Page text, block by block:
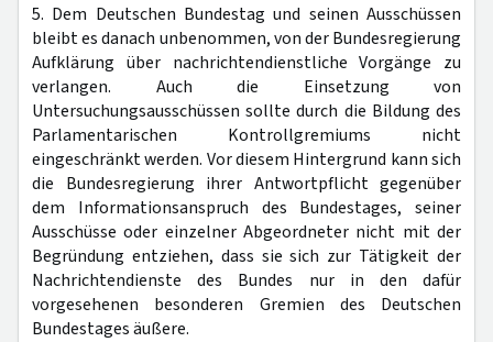
5. Dem Deutschen Bundestag und seinen Ausschüssen
bleibt es danach unbenommen, von der Bundesregierung
Aufklärung über nachrichtendienstliche Vorgänge zu
verlangen. Auch die Einsetzung von
Untersuchungsausschüssen sollte durch die Bildung des
Parlamentarischen Kontrollgremiums nicht
eingeschränkt werden. Vor diesem Hintergrund kann sich
die Bundesregierung ihrer Antwortpflicht gegenüber
dem Informationsanspruch des Bundestages, seiner
Ausschüsse oder einzelner Abgeordneter nicht mit der
Begründung entziehen, dass sie sich zur Tätigkeit der
Nachrichtendienste des Bundes nur in den dafür
vorgesehenen besonderen Gremien des Deutschen
Bundestages äußere.